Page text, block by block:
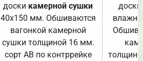
доски камерной сушки
40х150 мм. Обшиваются
вагонкой камерной
сушки толщиной 16 мм.
сорт АВ по контррейке
доски